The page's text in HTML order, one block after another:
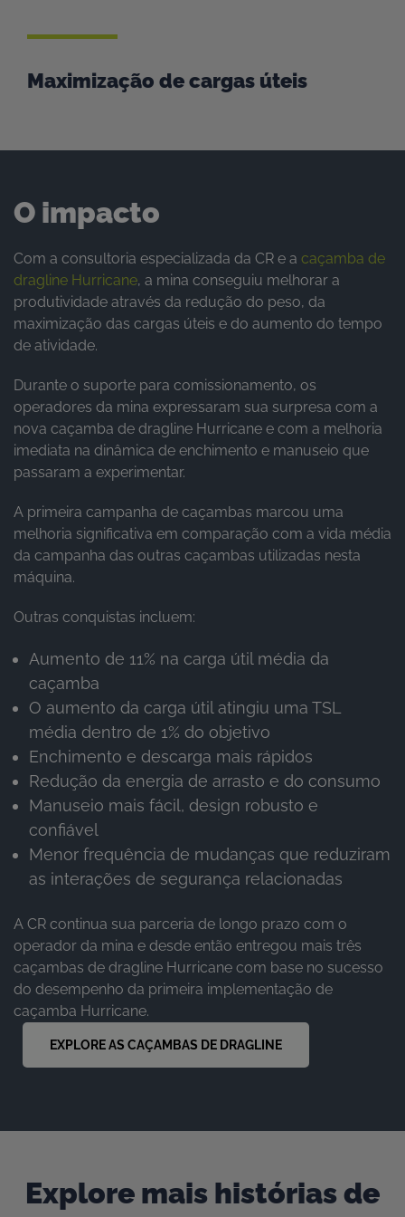
Maximização de cargas úteis
O impacto
Com a consultoria especializada da CR e a caçamba de
dragline Hurricane, a mina conseguiu melhorar a
produtividade através da redução do peso, da
maximização das cargas úteis e do aumento do tempo
de atividade.
Durante o suporte para comissionamento, os
operadores da mina expressaram sua surpresa com a
nova caçamba de dragline Hurricane e com a melhoria
imediata na dinâmica de enchimento e manuseio que
passaram a experimentar.
A primeira campanha de caçambas marcou uma
melhoria significativa em comparação com a vida média
da campanha das outras caçambas utilizadas nesta
máquina.
Outras conquistas incluem:
Aumento de 11% na carga útil média da
caçamba
O aumento da carga útil atingiu uma TSL
média dentro de 1% do objetivo
Enchimento e descarga mais rápidos
Redução da energia de arrasto e do consumo
Manuseio mais fácil, design robusto e
confiável
Menor frequência de mudanças que reduziram
as interações de segurança relacionadas
A CR continua sua parceria de longo prazo com o
operador da mina e desde então entregou mais três
caçambas de dragline Hurricane com base no sucesso
do desempenho da primeira implementação de
caçamba Hurricane.
EXPLORE AS CAÇAMBAS DE DRAGLINE
Explore mais histórias de